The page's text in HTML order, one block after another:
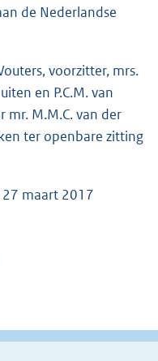
de Nederlandse
voorzitter, mrs.
en P.C.M. van
mr. M.M.C. van der
ter openbare zitting
27 maart 2017